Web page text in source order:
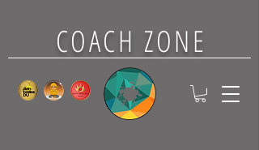
COACH ZONE